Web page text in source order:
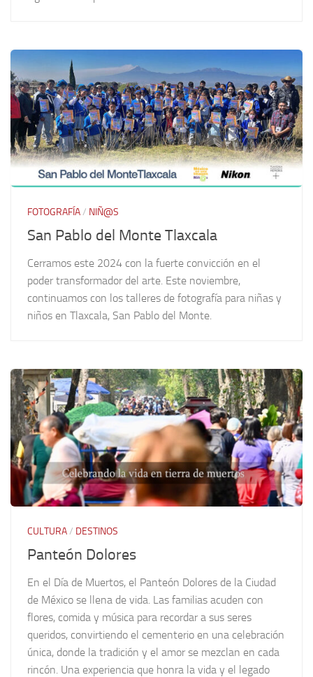
FOTOGRAFÍA/ NIÑ@S
San Pablo del Monte Tlaxcala
Cerramos este 2024 con la fuerte convicción en el
poder transformador del arte. Este noviembre,
continuamos con los talleres de fotografía para niñas y
niños en Tlaxcala, San Pablo del Monte.
CULTURA/ DESTINOS
Panteón Dolores
En el Día de Muertos, el Panteón Dolores de la Ciudad
de México se llena de vida. Las familias acuden con
flores, comida y música para recordar a sus seres
queridos, convirtiendo el cementerio en una celebración
única, donde la tradición y el amor se mezclan en cada
rincón. Una experiencia que honra la vida y el legado